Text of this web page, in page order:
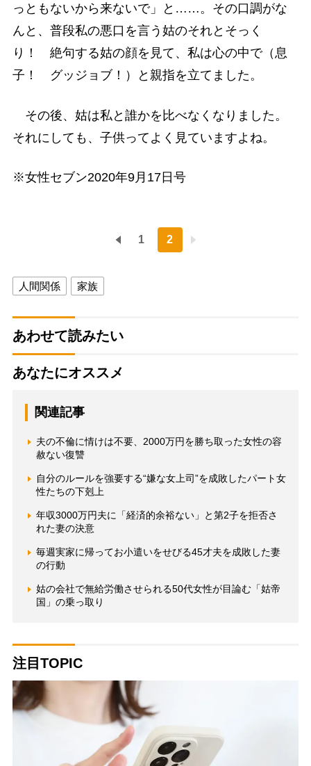
っともないから来ないで」と……。その口調がな
んと、普段私の悪口を言う姑のそれとそっく
り！ 絶句する姑の顔を見て、私は心の中で（息
子！ グッジョブ！）と親指を立てました。
その後、姑は私と誰かを比べなくなりました。
それにしても、子供ってよく見ていますよね。
※女性セブン2020年9月17日号
1 2
人間関係 家族
あわせて読みたい
あなたにオススメ
関連記事
夫の不倫に情けは不要、2000万円を勝ち取った女性の容
赦ない復讐
自分のルールを強要する“嫌な女上司”を成敗したパート女
性たちの下剋上
年収3000万円夫に「経済的余裕ない」と第2子を拒否さ
れた妻の決意
毎週実家に帰ってお小遣いをせびる45才夫を成敗した妻
の行動
姑の会社で無給労働させられる50代女性が目論む「姑帝
国」の乗っ取り
注目TOPIC